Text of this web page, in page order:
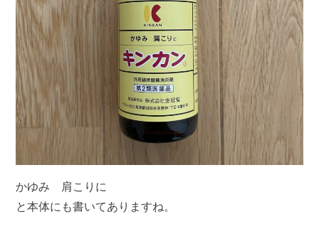
かゆみ 肩こりに
と本体にも書いてありますね。